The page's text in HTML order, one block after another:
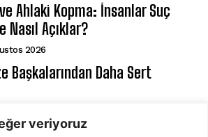
veriyoruz
Ahlaki Kopma: İnsanlar Suç
Nasıl Açıklar?
2026
Başkalarından Daha Sert